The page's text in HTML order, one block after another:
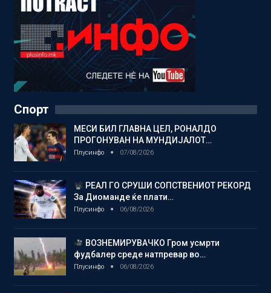
Спорт
МЕСИ БИЛ ГЛАВНА ЦЕЛ, РОНАЛДО
ПРОГОНУВАН НА МУНДИЈАЛОТ…
Плусинфо 07/08/2026
РЕАЛ ГО СРУШИ СОПСТВЕНИОТ РЕКОРД
За Диоманде ќе плати…
Плусинфо 06/08/2026
ВОЗНЕМИРУВАЧКО Гром усмрти
фудбалер среде натпревар во…
Плусинфо 06/08/2026